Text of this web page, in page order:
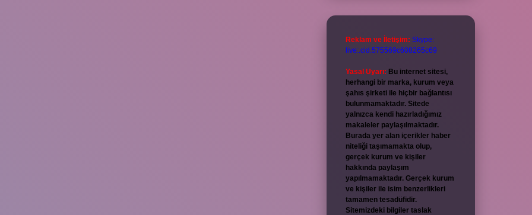
Reklam ve İletişim: Skype:
live:.cid.575569c608265c69
Yasal Uyarı: Bu internet sitesi,
herhangi bir marka, kurum veya
şahıs şirketi ile hiçbir bağlantısı
bulunmamaktadır. Sitede
yalnızca kendi hazırladığımız
makaleler paylaşılmaktadır.
Burada yer alan içerikler haber
niteliği taşımamakta olup,
gerçek kurum ve kişiler
hakkında paylaşım
yapılmamaktadır. Gerçek kurum
ve kişiler ile isim benzerlikleri
tamamen tesadüfidir.
Sitemizdeki bilgiler taslak